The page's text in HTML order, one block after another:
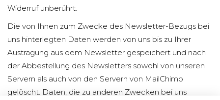
Widerruf unberührt.
Die von Ihnen zum Zwecke des Newsletter-Bezugs bei
uns hinterlegten Daten werden von uns bis zu Ihrer
Austragung aus dem Newsletter gespeichert und nach
der Abbestellung des Newsletters sowohl von unseren
Servern als auch von den Servern von MailChimp
gelöscht. Daten, die zu anderen Zwecken bei uns